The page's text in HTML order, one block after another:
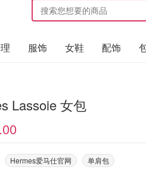
服饰 女鞋 配饰
Lassoie 女包
Hermes爱马仕官网 单肩包